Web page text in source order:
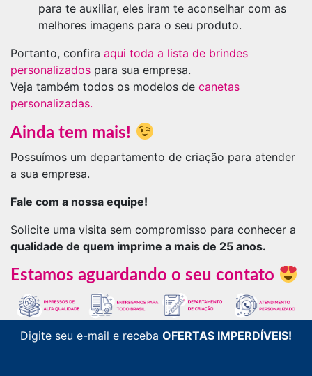
para te auxiliar, eles iram te aconselhar com as
melhores imagens para o seu produto.
Portanto, confira aqui toda a lista de brindes
personalizados para sua empresa.
Veja também todos os modelos de canetas
personalizadas.
Ainda tem mais!
Possuímos um departamento de criação para atender
a sua empresa.
Fale com a nossa equipe!
Solicite uma visita sem compromisso para conhecer a
qualidade de quem imprime a mais de 25 anos.
Estamos aguardando o seu contato
Digite seu e-mail e receba OFERTAS IMPERDÍVEIS!